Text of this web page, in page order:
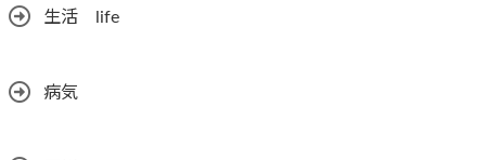
生活 life
病気